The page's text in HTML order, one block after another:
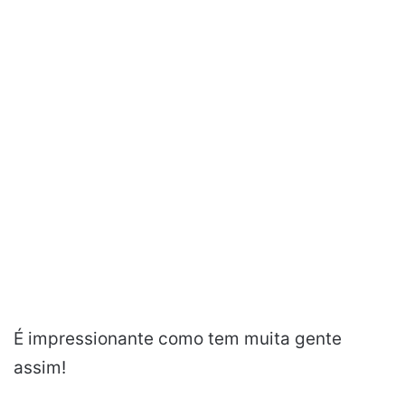
É impressionante como tem muita gente
assim!